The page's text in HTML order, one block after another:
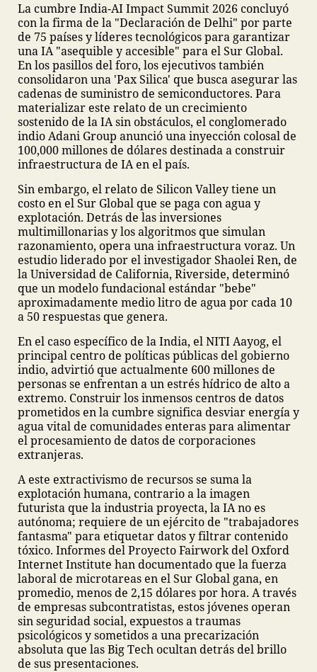
La cumbre India-AI Impact Summit 2026 concluyó
con la firma de la "Declaración de Delhi" por parte
de 75 países y líderes tecnológicos para garantizar
una IA "asequible y accesible" para el Sur Global.
En los pasillos del foro, los ejecutivos también
consolidaron una 'Pax Silica' que busca asegurar las
cadenas de suministro de semiconductores. Para
materializar este relato de un crecimiento
sostenido de la IA sin obstáculos, el conglomerado
indio Adani Group anunció una inyección colosal de
100,000 millones de dólares destinada a construir
infraestructura de IA en el país.
Sin embargo, el relato de Silicon Valley tiene un
costo en el Sur Global que se paga con agua y
explotación. Detrás de las inversiones
multimillonarias y los algoritmos que simulan
razonamiento, opera una infraestructura voraz. Un
estudio liderado por el investigador Shaolei Ren, de
la Universidad de California, Riverside, determinó
que un modelo fundacional estándar "bebe"
aproximadamente medio litro de agua por cada 10
a 50 respuestas que genera.
En el caso específico de la India, el NITI Aayog, el
principal centro de políticas públicas del gobierno
indio, advirtió que actualmente 600 millones de
personas se enfrentan a un estrés hídrico de alto a
extremo. Construir los inmensos centros de datos
prometidos en la cumbre significa desviar energía y
agua vital de comunidades enteras para alimentar
el procesamiento de datos de corporaciones
extranjeras.
A este extractivismo de recursos se suma la
explotación humana, contrario a la imagen
futurista que la industria proyecta, la IA no es
autónoma; requiere de un ejército de "trabajadores
fantasma" para etiquetar datos y filtrar contenido
tóxico. Informes del Proyecto Fairwork del Oxford
Internet Institute han documentado que la fuerza
laboral de microtareas en el Sur Global gana, en
promedio, menos de 2,15 dólares por hora. A través
de empresas subcontratistas, estos jóvenes operan
sin seguridad social, expuestos a traumas
psicológicos y sometidos a una precarización
absoluta que las Big Tech ocultan detrás del brillo
de sus presentaciones.